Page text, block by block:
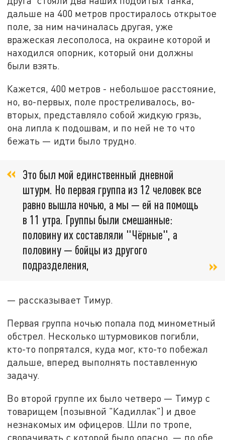
дальше на 400 метров простиралось открытое
поле, за ним начиналась другая, уже
вражеская лесополоса, на окраине которой и
находился опорник, который они должны
были взять.
Кажется, 400 метров - небольшое расстояние,
но, во-первых, поле простреливалось, во-
вторых, представляло собой жидкую грязь,
она липла к подошвам, и по ней не то что
бежать — идти было трудно.
Это был мой единственный дневной
штурм. Но первая группа из 12 человек все
равно вышла ночью, а мы — ей на помощь
в 11 утра. Группы были смешанные:
половину их составляли "Чёрные", а
половину — бойцы из другого
подразделения,
— рассказывает Тимур.
Первая группа ночью попала под минометный
обстрел. Несколько штурмовиков погибли,
кто-то попрятался, куда мог, кто-то побежал
дальше, вперед выполнять поставленную
задачу.
Во второй группе их было четверо — Тимур с
товарищем (позывной "Кадиллак") и двое
незнакомых им офицеров. Шли по тропе,
сворачивать с которой было опасно, — по обе